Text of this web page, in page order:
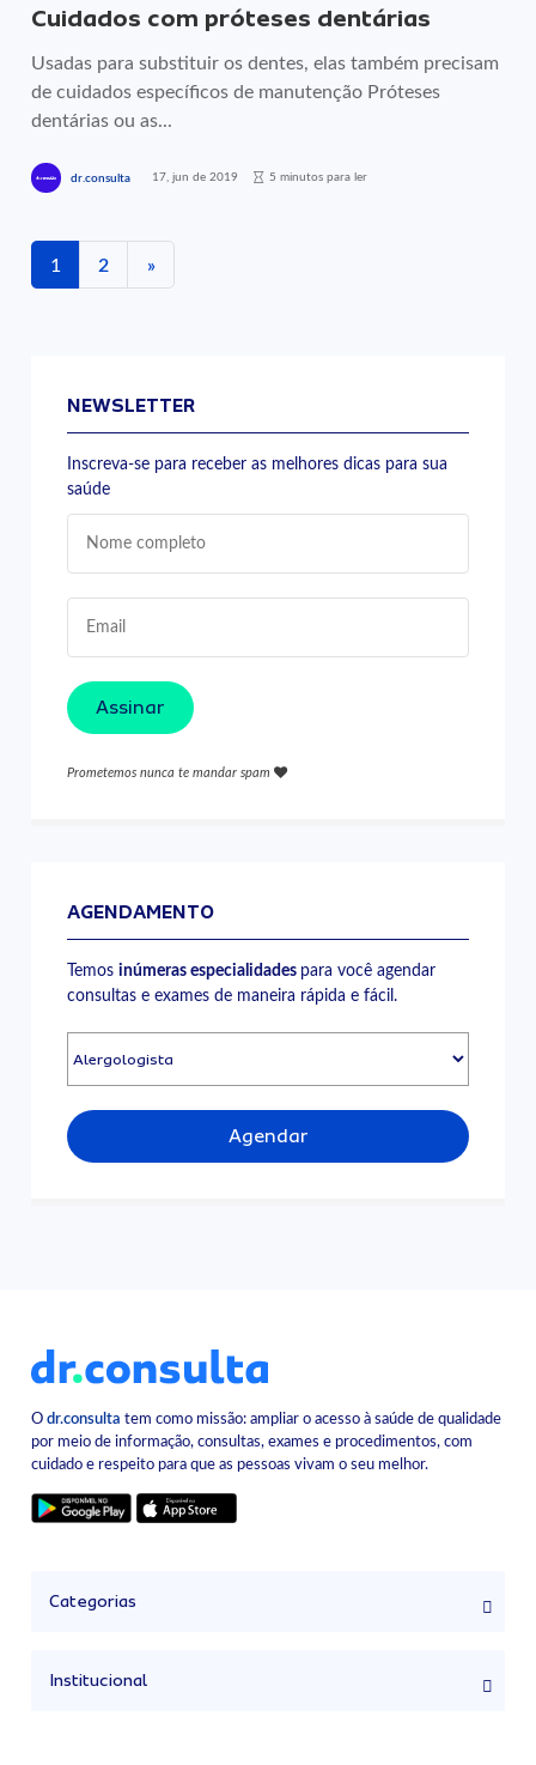
Cuidados com próteses dentárias
Usadas para substituir os dentes, elas também precisam
de cuidados específicos de manutenção Próteses
dentárias ou as...
dr.consulta 17, jun de 2019 5 minutos para ler
1 2 »
NEWSLETTER
Inscreva-se para receber as melhores dicas para sua
saúde
Assinar
Prometemos nunca te mandar spam
AGENDAMENTO
Temosinúmeras especialidades para você agendar
consultas e exames de maneira rápida e fácil.
Agendar
Odr.consulta tem como missão: ampliar o acesso à saúde de qualidade
por meio de informação, consultas, exames e procedimentos, com
cuidado e respeito para que as pessoas vivam o seu melhor.
Categorias
Institucional